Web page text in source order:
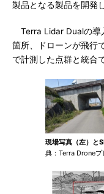
製品となる製品を開発
Terra Lidar Dualの導
箇所、ドローンが飛行
で計測した点群と統合
現場写真（左）と
典：Terra Droneプ